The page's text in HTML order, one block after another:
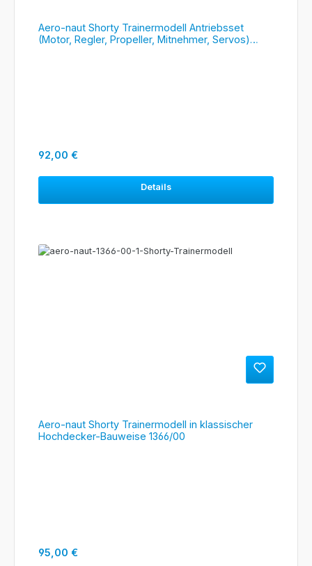
Aero-naut Shorty Trainermodell Antriebsset
(Motor, Regler, Propeller, Mitnehmer, Servos)
Regulärer Preis:
92,00 €
Details
Aero-naut Shorty Trainermodell in klassischer
Hochdecker-Bauweise 1366/00
Regulärer Preis:
95,00 €